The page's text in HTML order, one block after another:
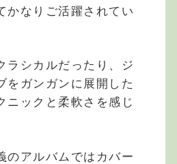
かなりご活躍されてい
ラシカルだったり、ジ
をガンガンに展開した
ニックと柔軟さを感じ
のアルバムではカバー